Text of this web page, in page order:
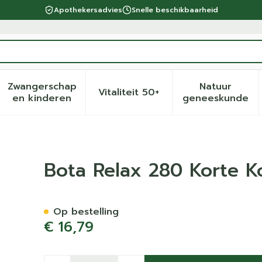
Apothekersadvies Snelle beschikbaarheid
verzorging en hygiëne categorie
voor Dieet, voeding en vitamines categorie
Zwangerschap
en kinderenToon submenu voor Zwangerschap en
Vitaliteit 50+Toon submenu voor
Natuur
geneeskunde
Toon
N1 2
Bota Relax 280 Korte
€ 16,79
Op bestelling